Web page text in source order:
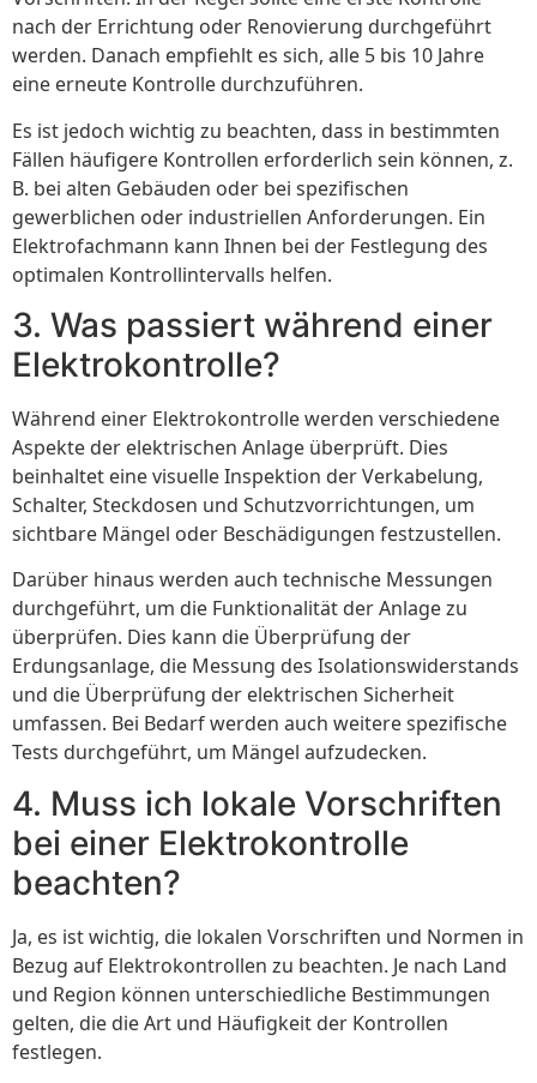
nach der Errichtung oder Renovierung durchgeführt
werden. Danach empfiehlt es sich, alle 5 bis 10 Jahre
eine erneute Kontrolle durchzuführen.
Es ist jedoch wichtig zu beachten, dass in bestimmten
Fällen häufigere Kontrollen erforderlich sein können, z.
B. bei alten Gebäuden oder bei spezifischen
gewerblichen oder industriellen Anforderungen. Ein
Elektrofachmann kann Ihnen bei der Festlegung des
optimalen Kontrollintervalls helfen.
3. Was passiert während einer
Elektrokontrolle?
Während einer Elektrokontrolle werden verschiedene
Aspekte der elektrischen Anlage überprüft. Dies
beinhaltet eine visuelle Inspektion der Verkabelung,
Schalter, Steckdosen und Schutzvorrichtungen, um
sichtbare Mängel oder Beschädigungen festzustellen.
Darüber hinaus werden auch technische Messungen
durchgeführt, um die Funktionalität der Anlage zu
überprüfen. Dies kann die Überprüfung der
Erdungsanlage, die Messung des Isolationswiderstands
und die Überprüfung der elektrischen Sicherheit
umfassen. Bei Bedarf werden auch weitere spezifische
Tests durchgeführt, um Mängel aufzudecken.
4. Muss ich lokale Vorschriften
bei einer Elektrokontrolle
beachten?
Ja, es ist wichtig, die lokalen Vorschriften und Normen in
Bezug auf Elektrokontrollen zu beachten. Je nach Land
und Region können unterschiedliche Bestimmungen
gelten, die die Art und Häufigkeit der Kontrollen
festlegen.